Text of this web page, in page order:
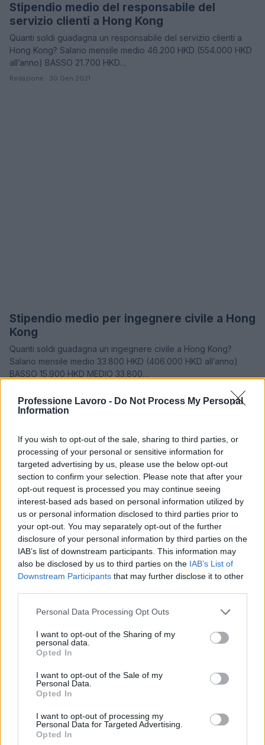
Professione Lavoro - Do Not Process My Personal
Information
If you wish to opt-out of the sale, sharing to third parties, or
processing of your personal or sensitive information for
targeted advertising by us, please use the below opt-out
section to confirm your selection. Please note that after your
opt-out request is processed you may continue seeing
interest-based ads based on personal information utilized by
us or personal information disclosed to third parties prior to
your opt-out. You may separately opt-out of the further
disclosure of your personal information by third parties on the
IAB’s list of downstream participants. This information may
also be disclosed by us to third parties on the IAB’s List of
Downstream Participants that may further disclose it to other
Please note that this website/app uses one or more Google
not limited to your visit or usage behaviour. You may click to
grant or deny consent to Google and its third-party tags to
use your data for below specified purposes in below Google
consent section.
Personal Data Processing Opt Outs
I want to opt-out of the Sharing of my
personal data.
Opted In
I want to opt-out of the Sale of my
Personal Data.
Opted In
I want to opt-out of processing my
Personal Data for Targeted Advertising.
Opted In
STIPENDI
Stipendio medio del responsabile del
servizio clienti a Hong Kong
Quanti soldi guadagna un responsabile del servizio clienti a
Hong Kong? Salario mensile medio 46.200 HKD (554.000 HKD
all’anno) BASSO 21.700 HKD…
Redazione · 30 Gen 2021
STIPENDI
Stipendio medio per ingegnere civile a Hong
Kong
Quanti soldi guadagna un ingegnere civile a Hong Kong?
Salario mensile medio 33.800 HKD (406.000 HKD all’anno)
BASSO 15.900 HKD MEDIO 33.800…
TOP IN HONG KONG